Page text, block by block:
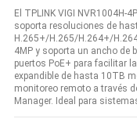
El TPLINK VIGI NVR1004H-
soporta resoluciones de
H.265+/H.265/H.264+/
4MP y soporta un ancho de
puertos PoE+ para facilitar
expandible de hasta 10TB
monitoreo remoto a través
Manager. Ideal para